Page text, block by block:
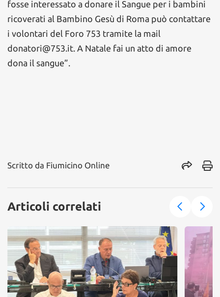
fosse interessato a donare il Sangue per i bambini
ricoverati al Bambino Gesù di Roma può contattare
i volontari del Foro 753 tramite la mail
donatori@753.it. A Natale fai un atto di amore
dona il sangue”.
Scritto da Fiumicino Online
Articoli correlati